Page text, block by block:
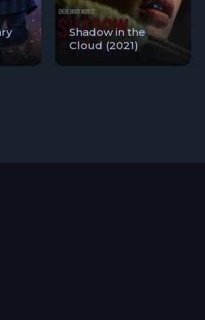
Shadow in the
Cloud (2021)